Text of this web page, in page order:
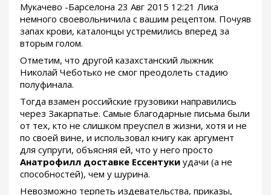
Мукачево -Барселона 23 Авг 2015 12:21 Лика
немного своевольничила с вашим рецептом. Почуяв
запах крови, каталонцы устремились вперед за
вторым голом.
Отметим, что другой казахстанский лыжник
Николай Чеботько не смог преодолеть стадию
полуфинала.
Тогда взамен российские грузовики направились
через Закарпатье. Самые благодарные письма были
от тех, кто не слишком преуспел в жизни, хотя и не
по своей вине, и использовал книгу как аргумент
для супруги, объясняя ей, что у него просто
Анатрофилл доставке Ессентуки удачи (а не
способностей), чем у шурина.
Невозможно терпеть издевательства, приказы,